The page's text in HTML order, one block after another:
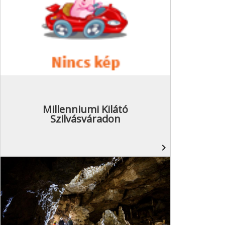
Millenniumi Kilátó
Szilvásváradon
navigate_next